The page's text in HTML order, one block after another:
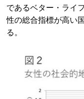
であるベター・ライ
性の総合指標が高い
る。